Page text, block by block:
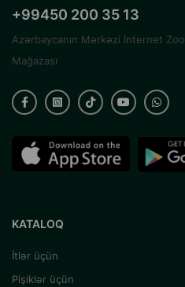
+99450 200 35 13
Azərbaycanın Mərkəzi İnternet Zoo
Mağazası
KATALOQ
İtlər üçün
Pişiklər üçün